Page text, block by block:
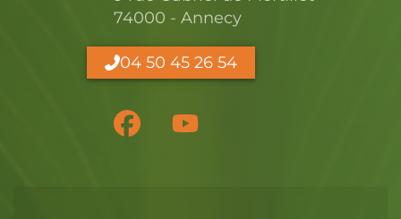
74000 - Annecy
04 50 45 26 54